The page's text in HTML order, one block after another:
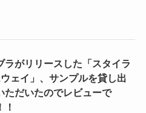
ラがリリースした「スタイラ
ェイ」、サンプルを貸し出
ただいたのでレビューで
！